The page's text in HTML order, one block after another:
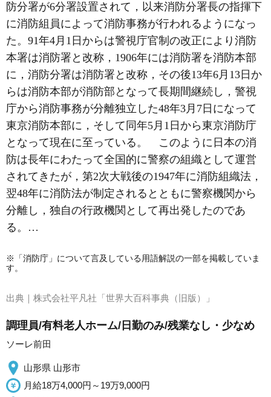
防分署が6分署設置されて，以来消防分署長の指揮下
に消防組員によって消防事務が行われるようになっ
た。91年4月1日からは警視庁官制の改正により消防
本署は消防署と改称，1906年には消防署を消防本部
に，消防分署は消防署と改称，その後13年6月13日か
らは消防本部が消防部となって長期間継続し，警視
庁から消防事務が分離独立した48年3月7日になって
東京消防本部に，そして同年5月1日から東京消防庁
となって現在に至っている。 このように日本の消
防は長年にわたって全国的に警察の組織として運営
されてきたが，第2次大戦後の1947年に消防組織法，
翌48年に消防法が制定されるとともに警察機関から
分離し，独自の行政機関として再出発したのであ
る。…
※「消防庁」について言及している用語解説の一部を掲載していま
す。
出典｜ 株式会社平凡社「世界大百科事典（旧版）」
調理員/有料老人ホーム/日勤のみ/残業なし・少なめ
ソーレ前田
山形県 山形市
月給18万4,000円～19万9,000円